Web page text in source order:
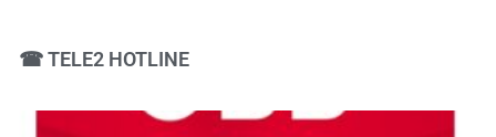
☎ TELE2 HOTLINE